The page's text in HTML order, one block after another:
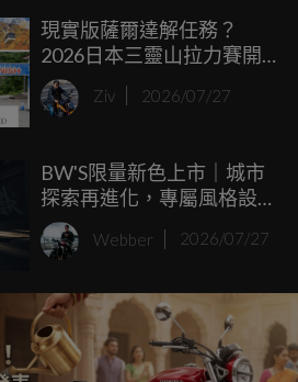
現實版薩爾達解任務？
2026日本三靈山拉力賽開
放報名，單人不到七千日
幣挑戰硬核500公里長征
Ziv 2026/07/27
BW'S限量新色上市｜城市
探索再進化，專屬風格設
計登場，全台限量500台
Webber 2026/07/27